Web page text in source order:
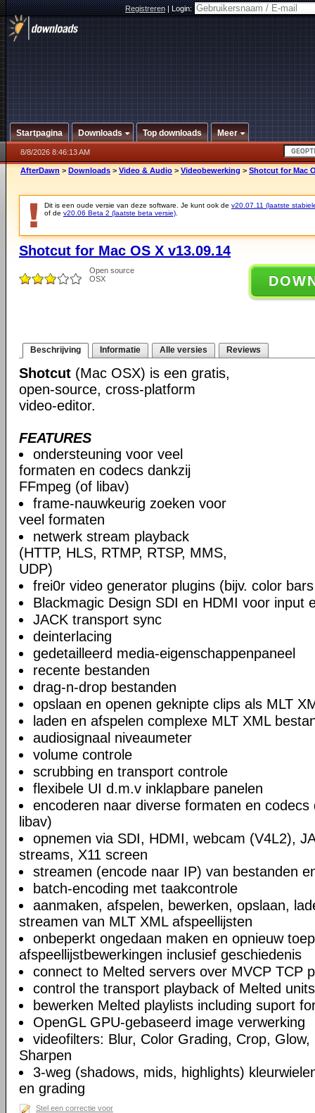
Registreren|Login:
Startpagina Downloads Top downloads Meer
8/8/2026 8:46:13 AM
AfterDawn > Downloads > Video & Audio > Videobewerking > Shotcut for Mac
Dit is een oude versie van deze software. Je kunt ook de v20.07.11 (laatste
of de v20.06 Beta 2 (laatste beta versie)
Shotcut for Mac OS X v13.09.14
Open source
OSX
Beschrijving Informatie Alle versies Reviews
Shotcut (Mac OSX) is een gratis,
open-source, cross-platform
video-editor.
FEATURES
ondersteuning voor veel
formaten en codecs dankzij
FFmpeg (of libav)
frame-nauwkeurig zoeken voor
veel formaten
netwerk stream playback
(HTTP, HLS, RTMP, RTSP, MMS,
UDP)
frei0r video generator plugins (bijv. color
Blackmagic Design SDI en HDMI voor input
JACK transport sync
deinterlacing
gedetailleerd media-eigenschappenpaneel
recente bestanden
drag-n-drop bestanden
opslaan en openen geknipte clips als MLT
laden en afspelen complexe MLT XML
audiosignaal niveaumeter
volume controle
scrubbing en transport controle
flexibele UI d.m.v inklapbare panelen
encoderen naar diverse formaten en codecs
libav)
opnemen via SDI, HDMI, webcam (V4L2),
streams, X11 screen
streamen (encode naar IP) van bestanden
batch-encoding met taakcontrole
aanmaken, afspelen, bewerken, opslaan,
streamen van MLT XML afspeellijsten
onbeperkt ongedaan maken en opnieuw
afspeellijstbewerkingen inclusief geschiedenis
connect to Melted servers over MVCP TCP
control the transport playback of Melted units
bewerken Melted playlists including suport
OpenGL GPU-gebaseerd image verwerking
videofilters: Blur, Color Grading, Crop,
Sharpen
3-weg (shadows, mids, highlights)
en grading
Stel een correctie voor